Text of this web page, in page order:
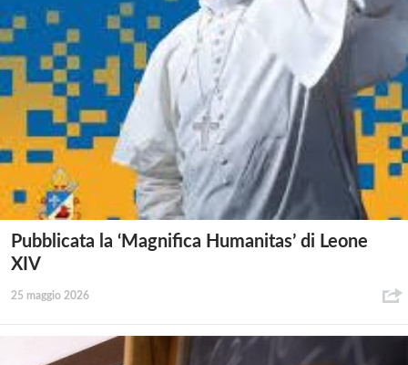
Pubblicata la ‘Magnifica Humanitas’ di Leone
XIV
25 maggio 2026